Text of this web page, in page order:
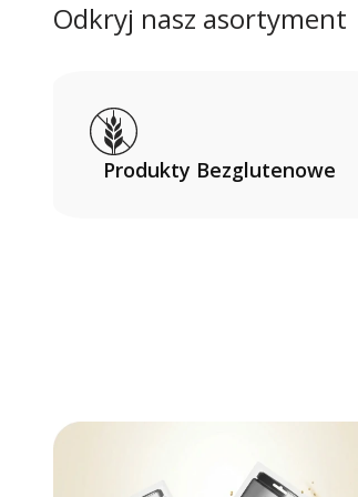
Odkryj nasz asortyment
Produkty Bezglutenowe